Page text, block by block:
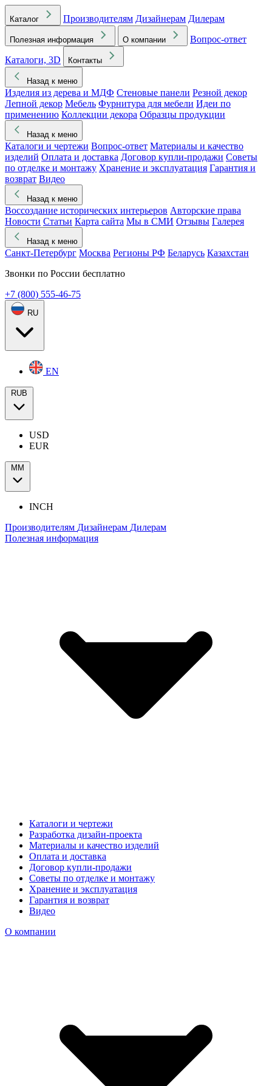
Каталог Производителям Дизайнерам Дилерам
Полезная информация О компании
Вопрос-ответ
Каталоги, 3D
Контакты
Назад к меню
Изделия из дерева и МДФ Стеновые панели Резной декор
Лепной декор Мебель Фурнитура для мебели Идеи по
применению Коллекции декора Образцы продукции
Назад к меню
Каталоги и чертежи Вопрос-ответ Материалы и качество
изделий Оплата и доставка Договор купли-продажи Советы
по отделке и монтажу Хранение и эксплуатация Гарантия и
возврат Видео
Назад к меню
Воссоздание исторических интерьеров Авторские права
Новости Статьи Карта сайта Мы в СМИ Отзывы Галерея
Назад к меню
Санкт-Петербург Москва Регионы РФ Беларусь Казахстан
Звонки по России бесплатно
+7 (800) 555-46-75
RU
EN
RUB
USD
EUR
ММ
INCH
Производителям Дизайнерам Дилерам
Полезная информация
Каталоги и чертежи
Разработка дизайн-проекта
Материалы и качество изделий
Оплата и доставка
Договор купли-продажи
Советы по отделке и монтажу
Хранение и эксплуатация
Гарантия и возврат
Видео
О компании